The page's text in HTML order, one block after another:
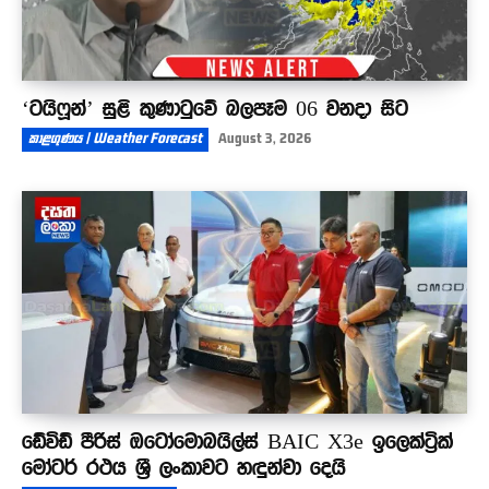
‘ටයිෆූන්’ සුළි කුණාටුවේ බලපෑම 06 වනදා සිට
කාළගුණය | Weather Forecast August 3, 2026
ඩේවිඩ් පීරිස් ඔටෝමොබයිල්ස් BAIC X3e ඉලෙක්ට්‍රික්
මෝටර් රථය ශ්‍රී ලංකාවට හඳුන්වා දෙයි